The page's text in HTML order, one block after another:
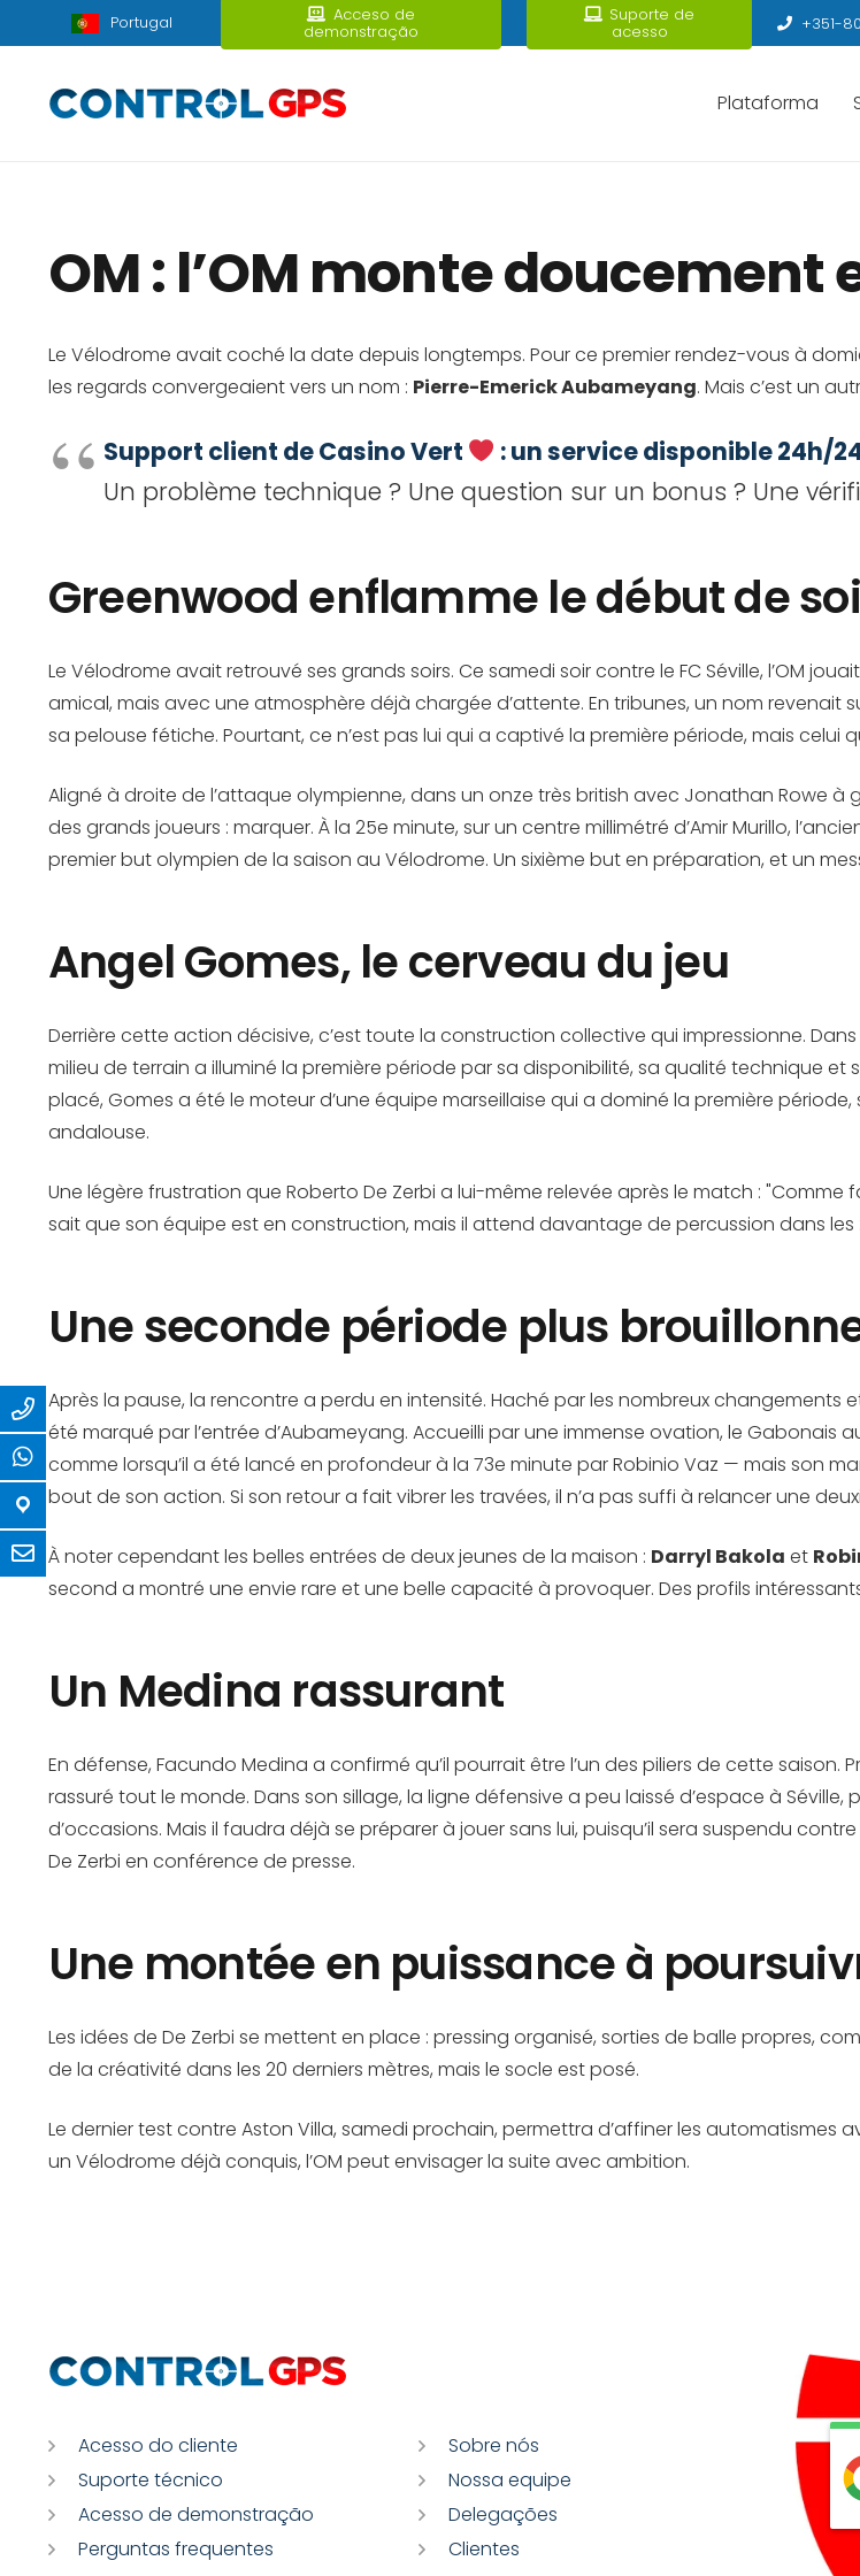
Portugal Acceso de
demonstração
Suporte de
acesso +351-
Plataforma
OM : l’OM monte doucement
Le Vélodrome avait coché la date depuis longtemps. Pour ce premier rendez-vous à
les regards convergeaient vers un nom : Pierre-Emerick Aubameyang. Mais c’est un
Support client de Casino Vert : un service disponible 24h/
Un problème technique ? Une question sur un bonus ? Une
Greenwood enflamme le début de
Le Vélodrome avait retrouvé ses grands soirs. Ce samedi soir contre le FC Séville, l’OM
amical, mais avec une atmosphère déjà chargée d’attente. En tribunes, un nom revenait
sa pelouse fétiche. Pourtant, ce n’est pas lui qui a captivé la première période, mais celui
Aligné à droite de l’attaque olympienne, dans un onze très british avec Jonathan Rowe
des grands joueurs : marquer. À la 25e minute, sur un centre millimétré d’Amir Murillo,
premier but olympien de la saison au Vélodrome. Un sixième but en préparation, et un
Angel Gomes, le cerveau du jeu
Derrière cette action décisive, c’est toute la construction collective qui impressionne.
milieu de terrain a illuminé la première période par sa disponibilité, sa qualité technique
placé, Gomes a été le moteur d’une équipe marseillaise qui a dominé la première
andalouse.
Une légère frustration que Roberto De Zerbi a lui-même relevée après le match : "Comme
sait que son équipe est en construction, mais il attend davantage de percussion dans les
Une seconde période plus
Après la pause, la rencontre a perdu en intensité. Haché par les nombreux
été marqué par l’entrée d’Aubameyang. Accueilli par une immense ovation, le Gabonais
comme lorsqu’il a été lancé en profondeur à la 73e minute par Robinio Vaz — mais son
bout de son action. Si son retour a fait vibrer les travées, il n’a pas suffi à relancer une
À noter cependant les belles entrées de deux jeunes de la maison : Darryl Bakola et
second a montré une envie rare et une belle capacité à provoquer. Des profils
Un Medina rassurant
En défense, Facundo Medina a confirmé qu’il pourrait être l’un des piliers de cette saison.
rassuré tout le monde. Dans son sillage, la ligne défensive a peu laissé d’espace à
d’occasions. Mais il faudra déjà se préparer à jouer sans lui, puisqu’il sera suspendu
De Zerbi en conférence de presse.
Une montée en puissance à
Les idées de De Zerbi se mettent en place : pressing organisé, sorties de balle propres,
de la créativité dans les 20 derniers mètres, mais le socle est posé.
Le dernier test contre Aston Villa, samedi prochain, permettra d’affiner les automatismes
un Vélodrome déjà conquis, l’OM peut envisager la suite avec ambition.
Acesso do cliente
Suporte técnico
Acesso de demonstração
Perguntas frequentes
Sobre nós
Nossa equipe
Delegações
Clientes